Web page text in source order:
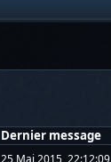
Dernier message